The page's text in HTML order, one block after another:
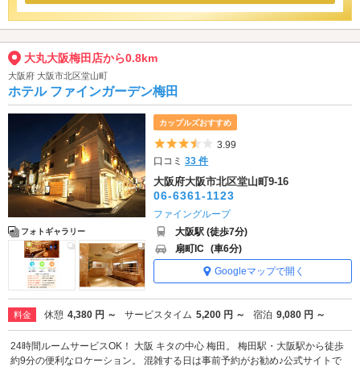
大丸大阪梅田店から0.8km
大阪府 大阪市北区堂山町
ホテル ファインガーデン梅田
フォトギャラリー
カップルズおすすめ
5つ星のうち3.5
3.99
口コミ33 件
大阪府大阪市北区堂山町9-16
06-6361-1123
ファイングループ
大阪駅 (徒歩7分)
扇町IC (車6分)
Googleマップで開く
料金 休憩 4,380 円 ～ サービスタイム 5,200 円 ～ 宿泊 9,080 円 ～
24時間ルームサービスOK！ 大阪 キタの中心 梅田。 梅田駅・大阪駅から徒歩
約9分の便利なロケーション。 混雑する日は事前予約がお勧め♪公式サイトで